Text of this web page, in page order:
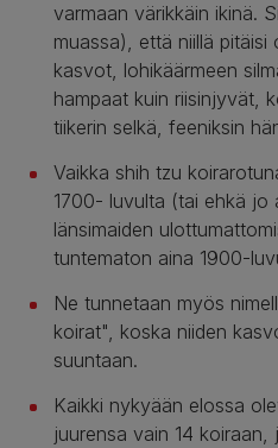
varmaan värikkäin ikinä.
muassa), että niillä
kasvot, lohikäärmeen
hampaat kuin riisinjyvät,
tiikerin selkä, feeniksin
Vaikka shih tzu
1700- luvulta (tai ehkä jo
länsimaiden
tuntematon aina 1900-
Ne tunnetaan myös
koirat", koska niiden
suuntaan.
Kaikki nykyään elossa
juurensa vain 14